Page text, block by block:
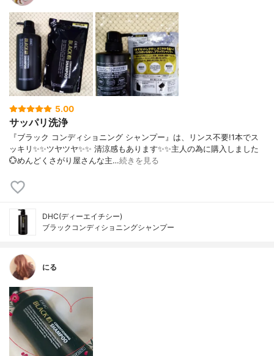
5.00
サッパリ洗浄
『ブラック コンディショニング シャンプー』は、リンス不要!1本でス
ッキリ✨✨ツヤツヤ✨✨ 清涼感もあります✨✨主人の為に購入しました
💮めんどくさがり屋さんな主…続きを見る
DHC(ディーエイチシー)
ブラックコンディショニングシャンプー
にる